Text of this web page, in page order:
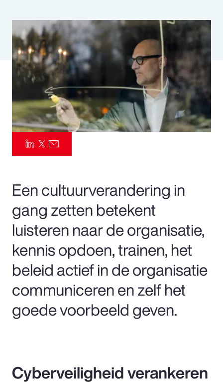
Parametrics
Risk Management
Een cultuurverandering in
gang zetten betekent
luisteren naar de organisatie,
kennis opdoen, trainen, het
beleid actief in de organisatie
communiceren en zelf het
goede voorbeeld geven.
Cyberveiligheid verankeren